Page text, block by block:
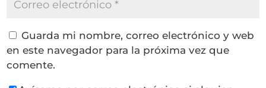
Guarda mi nombre, correo electrónico y web
en este navegador para la próxima vez que
comente.